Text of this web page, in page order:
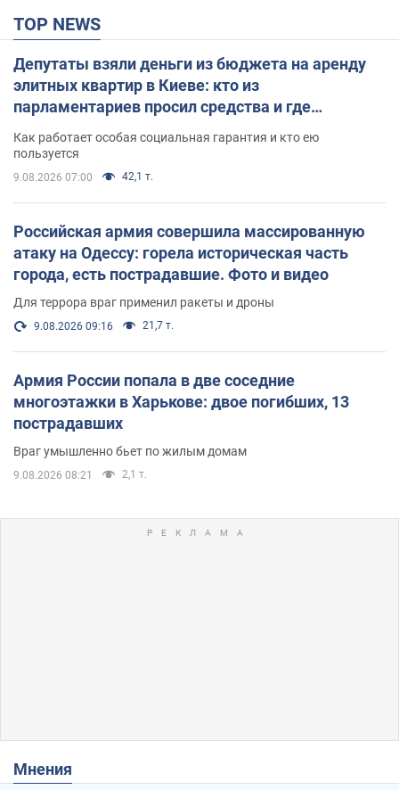
TOP NEWS
Депутаты взяли деньги из бюджета на аренду
элитных квартир в Киеве: кто из
парламентариев просил средства и где
поселился
Как работает особая социальная гарантия и кто ею
пользуется
9.08.2026 07:00 42,1 т.
Российская армия совершила массированную
атаку на Одессу: горела историческая часть
города, есть пострадавшие. Фото и видео
Для террора враг применил ракеты и дроны
9.08.2026 09:16 21,7 т.
Армия России попала в две соседние
многоэтажки в Харькове: двое погибших, 13
пострадавших
Враг умышленно бьет по жилым домам
9.08.2026 08:21 2,1 т.
Мнения